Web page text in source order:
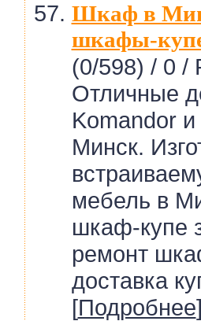
Шкаф в
шкафы-
(0/598) /0 /
Отличные
Komandor
Минск.
мебель в
шкаф-купе
ремонт
доставка
[Подробнее